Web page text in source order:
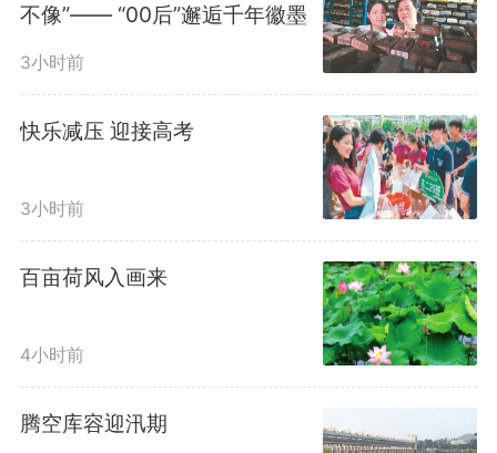
何为“民意智感中心”？简单来
说，这是合肥市公安局交管支队创
新机制“听民声”的一个重要窗口。
通过充分运用数字化手段，整合近
20个交通民意渠道，通过民意全
量入库、综合分析，把群众的急难
愁盼变成民警的“履职清单”，全量
感知、汇聚、研判民意数据，精细
不像”—— “00后”邂逅千年徽墨
3小时前
快乐减压 迎接高考
3小时前
百亩荷风入画来
4小时前
腾空库容迎汛期